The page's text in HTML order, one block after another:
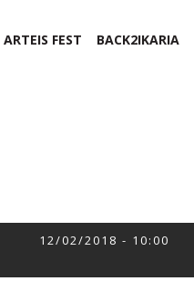
ARTEIS FEST BACK2IKARIA
12/02/2018 - 10:00